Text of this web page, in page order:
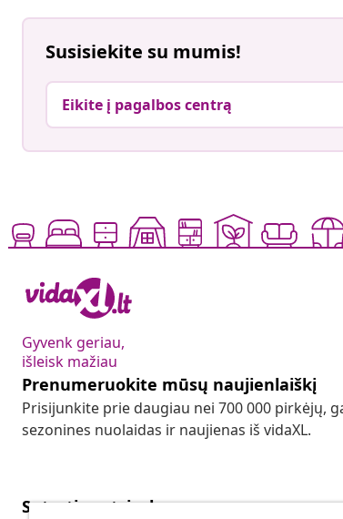
Susisiekite su mumis!
Eikite į pagalbos centrą
Gyvenk geriau,
išleisk mažiau
Prenumeruokite mūsų naujienlaiškį
Prisijunkite prie daugiau nei 700 000 pirkėjų,
sezonines nuolaidas ir naujienas iš vidaXL.
Sutarties atsisakymas